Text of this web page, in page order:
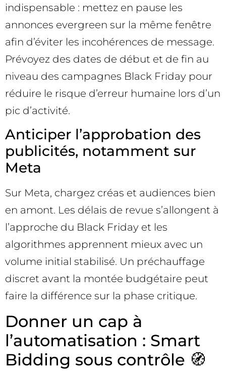
indispensable : mettez en pause les
annonces evergreen sur la même fenêtre
afin d’éviter les incohérences de message.
Prévoyez des dates de début et de fin au
niveau des campagnes Black Friday pour
réduire le risque d’erreur humaine lors d’un
pic d’activité.
Anticiper l’approbation des
publicités, notamment sur
Meta
Sur Meta, chargez créas et audiences bien
en amont. Les délais de revue s’allongent à
l’approche du Black Friday et les
algorithmes apprennent mieux avec un
volume initial stabilisé. Un préchauffage
discret avant la montée budgétaire peut
faire la différence sur la phase critique.
Donner un cap à
l’automatisation : Smart
Bidding sous contrôle 🧭